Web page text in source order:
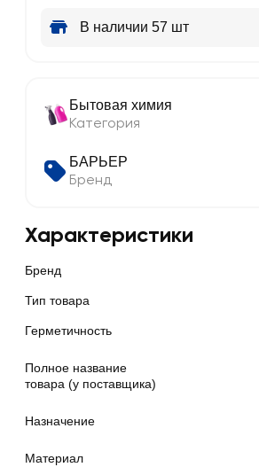
В наличии 57 шт
Бытовая химия
Категория
БАРЬЕР
Бренд
Характеристики
Бренд
Тип товара
Герметичность
Полное название
товара (у поставщика)
Назначение
Материал